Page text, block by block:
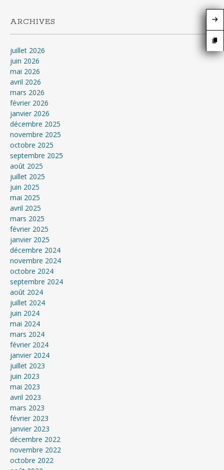
ARCHIVES
juillet 2026
juin 2026
mai 2026
avril 2026
mars 2026
février 2026
janvier 2026
décembre 2025
novembre 2025
octobre 2025
septembre 2025
août 2025
juillet 2025
juin 2025
mai 2025
avril 2025
mars 2025
février 2025
janvier 2025
décembre 2024
novembre 2024
octobre 2024
septembre 2024
août 2024
juillet 2024
juin 2024
mai 2024
mars 2024
février 2024
janvier 2024
juillet 2023
juin 2023
mai 2023
avril 2023
mars 2023
février 2023
janvier 2023
décembre 2022
novembre 2022
octobre 2022